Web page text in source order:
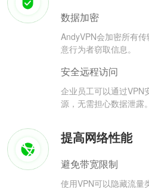
数据加密
AndyVPN会加密所有
意行为者窃取信息。
安全远程访问
企业员工可以通过VPN
源，无需担心数据泄露。
提高网络性能
避免带宽限制
使用VPN可以隐藏流量